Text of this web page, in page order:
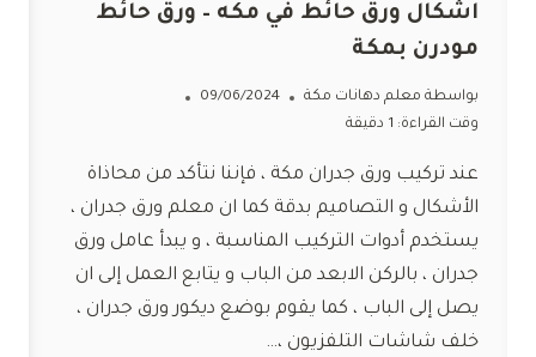
اشكال ورق حائط في مكه – ورق حائط
مودرن بمكة
بواسطة معلم دهانات مكة
09/06/2024
وقت القراءة:
دقيقة
عند تركيب ورق جدران مكة ، فإننا نتأكد من محاذاة
الأشكال و التصاميم بدقة كما ان معلم ورق جدران ،
يستخدم أدوات التركيب المناسبة ، و يبدأ عامل ورق
جدران ، بالركن الابعد من الباب و يتابع العمل إلى ان
يصل إلى الباب ، كما يقوم بوضع ديكور ورق جدران ،
خلف شاشات التلفزيون ،…